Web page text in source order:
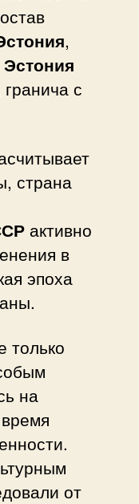
,
Эстония
с
страна
активно
в
эпоха
только
на
от